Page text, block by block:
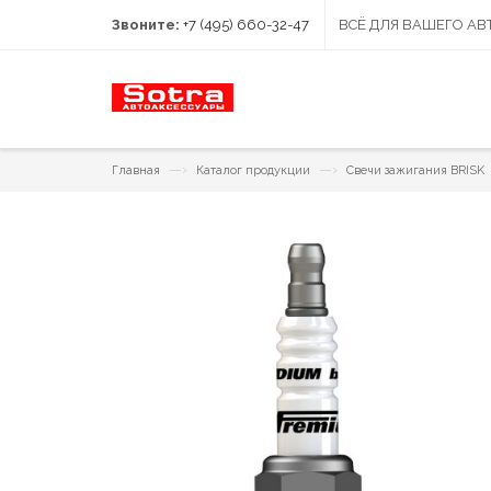
Звоните: +7 (495) 660-32-47 ВСЁ ДЛЯ ВАШЕГО
Главная —› Каталог продукции —› Свечи зажигания BRISK